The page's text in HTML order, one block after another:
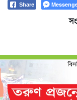
Share